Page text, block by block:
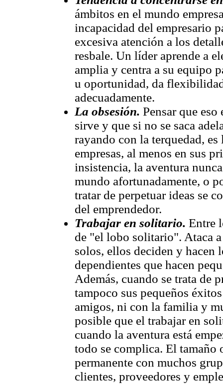
ámbitos en el mundo
incapacidad del empresario
excesiva atención a los
resbale. Un líder aprende a
amplia y centra a su equipo
u oportunidad, da
adecuadamente.
La obsesión. Pensar que
sirve y que si no se saca
rayando con la terquedad,
empresas, al menos en sus
insistencia, la aventura
mundo afortunadamente, o
tratar de perpetuar ideas se
del emprendedor.
Trabajar en solitario. Entre
de "el lobo solitario". Ataca
solos, ellos deciden y hacen
dependientes que hacen
Además, cuando se trata de
tampoco sus pequeños
amigos, ni con la familia y
posible que el trabajar en
cuando la aventura está
todo se complica. El
permanente con muchos
clientes, proveedores y